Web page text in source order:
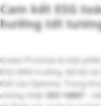
Cam kết ESG
hướng tới
Green Promise là một
ESG (Môi trường, Xã hội
thể của Optoma. Trong
chứng nhận
ISO 14067
–